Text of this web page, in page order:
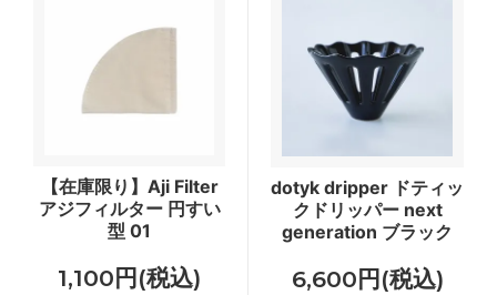
【在庫限り】Aji Filter
アジフィルター 円すい
型 01
1,100円(税込)
dotyk dripper ドティッ
クドリッパー next
generation ブラック
6,600円(税込)